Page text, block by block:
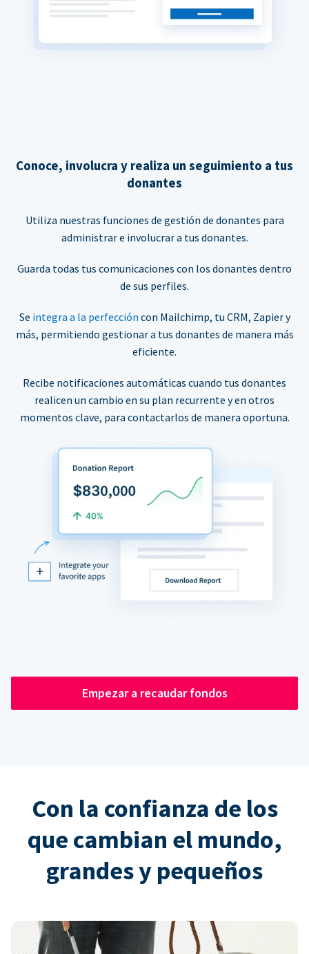
Conoce, involucra y realiza un seguimiento a tus
donantes
Utiliza nuestras funciones de gestión de donantes para
administrar e involucrar a tus donantes.
Guarda todas tus comunicaciones con los donantes dentro
de sus perfiles.
Se integra a la perfección con Mailchimp, tu CRM, Zapier y
más, permitiendo gestionar a tus donantes de manera más
eficiente.
Recibe notificaciones automáticas cuando tus donantes
realicen un cambio en su plan recurrente y en otros
momentos clave, para contactarlos de manera oportuna.
Empezar a recaudar fondos
Con la confianza de los
que cambian el mundo,
grandes y pequeños